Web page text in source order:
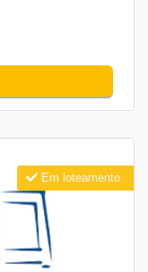
Em loteamento